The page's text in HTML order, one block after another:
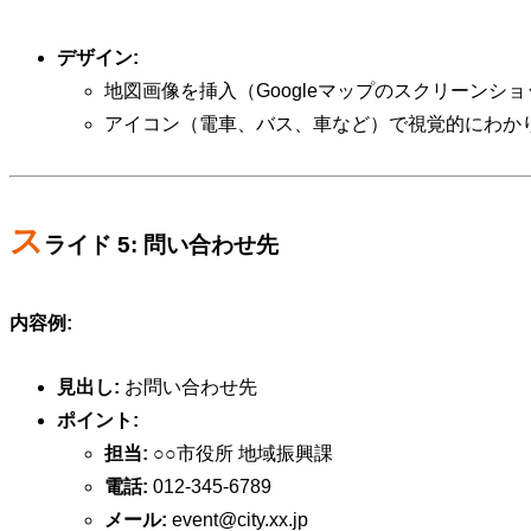
デザイン:
地図画像を挿入（Googleマップのスクリーンショ
アイコン（電車、バス、車など）で視覚的にわか
ス ライド 5: 問い合わせ先
内容例:
見出し: お問い合わせ先
ポイント:
担当: ○○市役所 地域振興課
電話: 012-345-6789
メール: event@city.xx.jp